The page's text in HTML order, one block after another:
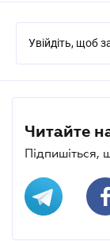
Увійдіть, щоб
Читайте
Підпишіться,